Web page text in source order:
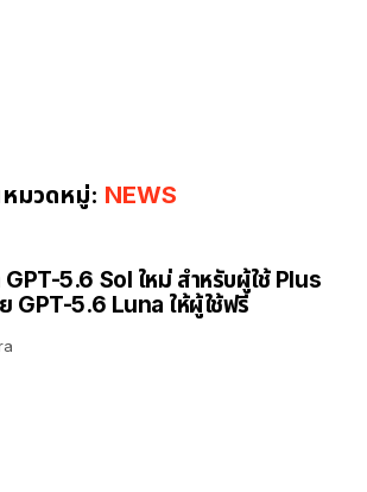
หมวดหมู่: NEWS
5.6 Sol ใหม่ สำหรับผู้ใช้ Plus
GPT-5.6 Luna ให้ผู้ใช้ฟรี